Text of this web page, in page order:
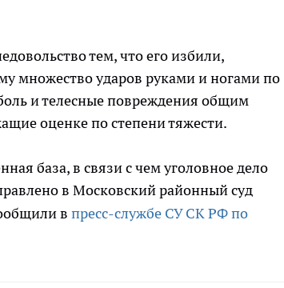
тем, что его избили,
множество ударов руками и ногами по
и телесные повреждения общим
оценке по степени тяжести.
база, в связи с чем уголовное дело
в Московский районный суд
в пресс-службе СУ СК РФ по